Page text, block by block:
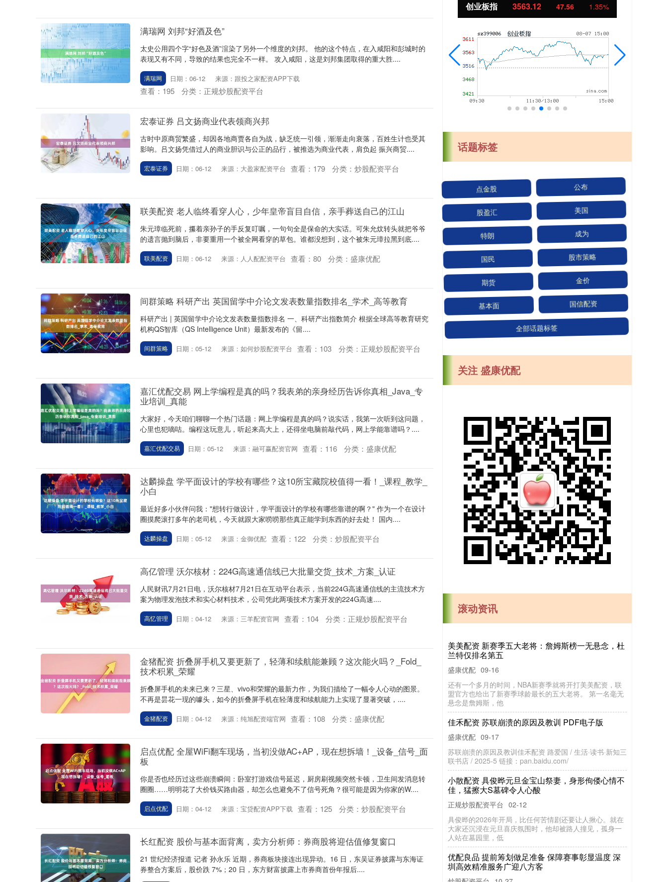
满瑞网 刘邦“好酒及色”
太史公用四个字“好色及酒”渲染了另外一个维度的刘邦。 他的这个特点，在入咸阳和彭城时的
表现又有不同，导致的结果也完全不一样。 攻入咸阳，这是刘邦集团取得的重大胜....
满瑞网 日期：06-12 来源：跟投之家配资APP下载
查看： 195 分类： 正规炒股配资平台
宏泰证券 吕文扬商业代表领商兴邦
古时中原商贸繁盛，却因各地商贾各自为战，缺乏统一引领，渐渐走向衰落，百姓生计也受其
影响。吕文扬凭借过人的商业胆识与公正的品行，被推选为商业代表，肩负起 振兴商贸....
宏泰证券 日期：06-12 来源：大盈家配资平台 查看： 179 分类： 炒股配资平台
联美配资 老人临终看穿人心，少年皇帝盲目自信，亲手葬送自己的江山
朱元璋临死前，攥着亲孙子的手反复叮嘱，一句句全是保命的大实话。可朱允炆转头就把爷爷
的遗言抛到脑后，非要重用一个被全网看穿的草包。谁都没想到，这个被朱元璋拉黑到底....
联美配资 日期：06-12 来源：人人配配资平台 查看： 80 分类： 盛康优配
间群策略 科研产出 英国留学中介论文发表数量指数排名_学术_高等教育
科研产出 | 英国留学中介论文发表数量指数排名 一、科研产出指数简介 根据全球高等教育研究
机构QS智库（QS Intelligence Unit）最新发布的《留....
间群策略 日期：05-12 来源：如何炒股配资平台 查看： 103 分类： 正规炒股配资平台
嘉汇优配交易 网上学编程是真的吗？我表弟的亲身经历告诉你真相_Java_专
业培训_真能
大家好，今天咱们聊聊一个热门话题：网上学编程是真的吗？说实话，我第一次听到这问题，
心里也犯嘀咕。编程这玩意儿，听起来高大上，还得坐电脑前敲代码，网上学能靠谱吗？....
嘉汇优配交易 日期：05-12 来源：融可赢配资官网 查看： 116 分类： 盛康优配
达麟操盘 学平面设计的学校有哪些？这10所宝藏院校值得一看！_课程_教学_
小白
最近好多小伙伴问我："想转行做设计，学平面设计的学校有哪些靠谱的啊？" 作为一个在设计
圈摸爬滚打多年的老司机，今天就跟大家唠唠那些真正能学到东西的好去处！ 国内....
达麟操盘 日期：05-12 来源：金御优配 查看： 122 分类： 炒股配资平台
高亿管理 沃尔核材：224G高速通信线已大批量交货_技术_方案_认证
人民财讯7月21日电，沃尔核材7月21日在互动平台表示，当前224G高速通信线的主流技术方
案为物理发泡技术和实心材料技术，公司凭此两项技术方案开发的224G高速....
高忆管理 日期：04-12 来源：三羊配资官网 查看： 104 分类： 正规炒股配资平台
金猪配资 折叠屏手机又要更新了，轻薄和续航能兼顾？这次能火吗？_Fold_
技术积累_荣耀
折叠屏手机的未来已来？三星、vivo和荣耀的最新力作，为我们描绘了一幅令人心动的图景。
不再是昙花一现的噱头，如今的折叠屏手机在轻薄度和续航能力上实现了显著突破，....
金猪配资 日期：04-12 来源：纯旭配资端官网 查看： 108 分类： 盛康优配
启点优配 全屋WiFi翻车现场，当初没做AC+AP，现在想拆墙！_设备_信号_面
板
你是否也经历过这些崩溃瞬间：卧室打游戏信号延迟，厨房刷视频突然卡顿，卫生间发消息转
圈圈……明明花了大价钱买路由器，却怎么也避免不了信号死角？很可能是因为你家的W....
启点优配 日期：04-12 来源：宝贷配资APP下载 查看： 125 分类： 炒股配资平台
长红配资 股价与基本面背离，卖方分析师：券商股将迎估值修复窗口
21 世纪经济报道 记者 孙永乐 近期，券商板块接连出现异动。16 日，东吴证券披露与东海证
券整合方案后，股价跌 7%；20 日，东方财富披露上市券商首份年报后....
创业板指 3563.12 47.56 1.35%
话题标签
点金股 公布
股盈汇 美国
特朗 成为
国民 股市策略
期货 金价
基本面 国信配资
全部话题标签
关注 盛康优配
滚动资讯
普患配资 24.8亿！中国资本吞下汉堡王
盛康优配 11-24
又一国际巨头在中国市场低头了普患配资。 近日，知名投
资机构CPE源峰宣布与汉堡王母公司RBI集团达成战略合
作，将向汉堡王